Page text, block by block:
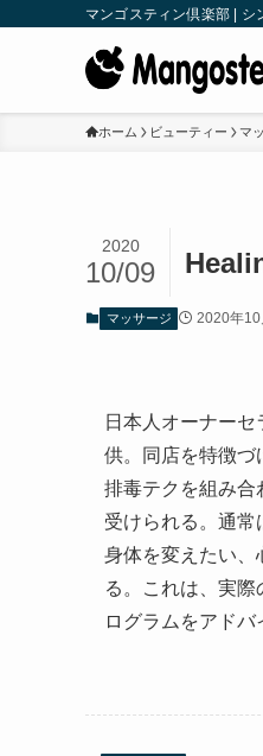
マンゴスティン倶楽部 |
ホーム ビューティー マ
2020
10/09
マッサージ 2020年10
日本人オーナー
供。同店を特徴づ
排毒テクを組み合
受けられる。通
身体を変えたい、
る。これは、実
ログラムをアドバ